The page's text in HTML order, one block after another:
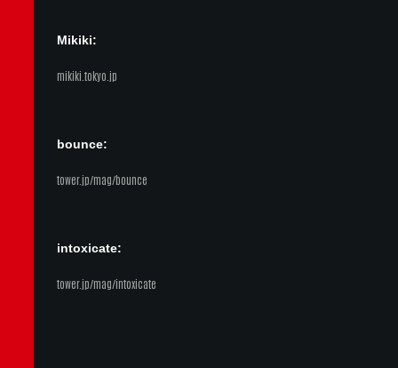
Mikiki:
mikiki.tokyo.jp
bounce:
tower.jp/mag/bounce
intoxicate:
tower.jp/mag/intoxicate